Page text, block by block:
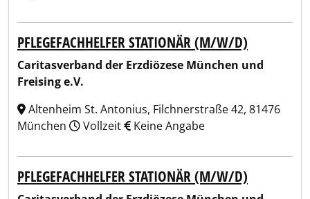
PFLEGEFACHHELFER STATIONÄR (M/W/D)
Caritasverband der Erzdiözese München und
Freising e.V.
Altenheim St. Antonius, Filchnerstraße 42, 81476
München
Vollzeit Keine Angabe
PFLEGEFACHHELFER STATIONÄR (M/W/D)